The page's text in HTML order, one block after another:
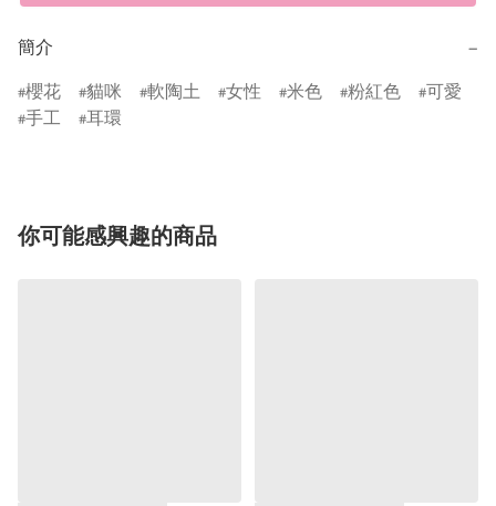
簡介
−
櫻花
貓咪 軟陶土 女性 米色 粉紅色
可愛
手工
耳環
你可能感興趣的商品